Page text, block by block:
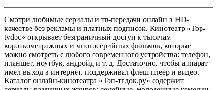
Смотри любимые сериалы и тв-передачи онлайн в HD-
качестве без рекламы и платных подписок. Кинотеатр «Top-
tvdoc» открывает безграничный доступ к тысячам
короткометражных и многосерийных фильмов, которые
можно смотреть с любого современного устройства: телефон,
планшет, ноутбук, андройд и т. д. Достаточно, чтобы аппарат
имел выход в интернет, поддерживал флеш плеер и видео.
Каталог онлайн-кинотеатра «Топ-твдок.ру» содержит